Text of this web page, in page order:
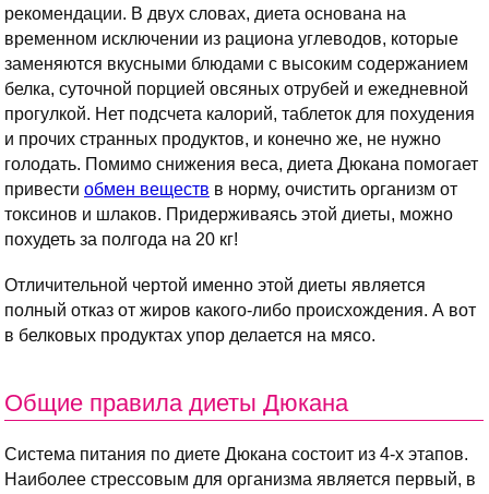
рекомендации. В двух словах, диета основана на
временном исключении из рациона углеводов, которые
заменяются вкусными блюдами с высоким содержанием
белка, суточной порцией овсяных отрубей и ежедневной
прогулкой. Нет подсчета калорий, таблеток для похудения
и прочих странных продуктов, и конечно же, не нужно
голодать. Помимо снижения веса, диета Дюкана помогает
привести обмен веществ в норму, очистить организм от
токсинов и шлаков. Придерживаясь этой диеты, можно
похудеть за полгода на 20 кг!
Отличительной чертой именно этой диеты является
полный отказ от жиров какого-либо происхождения. А вот
в белковых продуктах упор делается на мясо.
Общие правила диеты Дюкана
Система питания по диете Дюкана состоит из 4-х этапов.
Наиболее стрессовым для организма является первый, в